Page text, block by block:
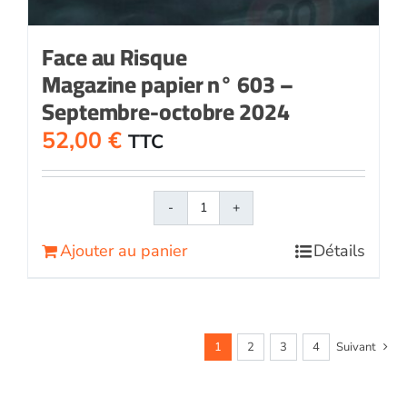
Face au Risque
Magazine papier n° 603 –
Septembre-octobre 2024
52,00 € TTC
quantité
n°
603
Ajouter au panier Détails
1 2 3 4 Suivant